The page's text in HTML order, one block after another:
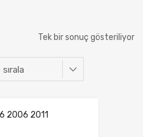
Tek bir sonuç gösteriliyor